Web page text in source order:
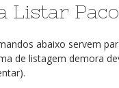
Listar
abaixo servem
de listagem demora